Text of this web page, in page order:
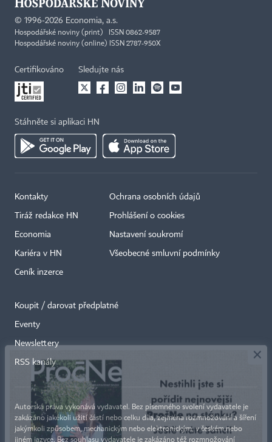
© 1996-2026 Economia, a.s.
Hospodářské noviny (print) ISSN 0862-9587
Hospodářské noviny (online) ISSN 2787-950X
Certifikováno Sledujte nás
Stáhněte si aplikaci HN
Kontakty
Tiráž redakce HN
Economia
Kariéra v HN
Ceník inzerce
Ochrana osobních údajů
Prohlášení o cookies
Nastavení soukromí
Všeobecné smluvní podmínky
Koupit / darovat předplatné
Eventy
Newslettery
RSS kanály
Autorská práva vykonává vydavatel. Bez písemného svolení vydavatele je
zakázáno jakékoli užití částí nebo celku díla, zejména rozmnožování a šíření
jakýmkoli způsobem, mechanickým nebo elektronickým, v českém nebo
jiném jazyce. Bez souhlasu vydavatele je zakázáno též rozmnožování